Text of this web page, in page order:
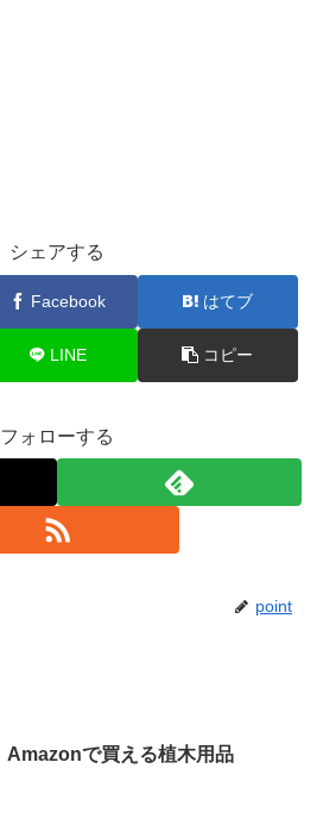
シェアする
Facebook はてブ
LINE コピー
フォローする
point
Amazonで買える植木用品